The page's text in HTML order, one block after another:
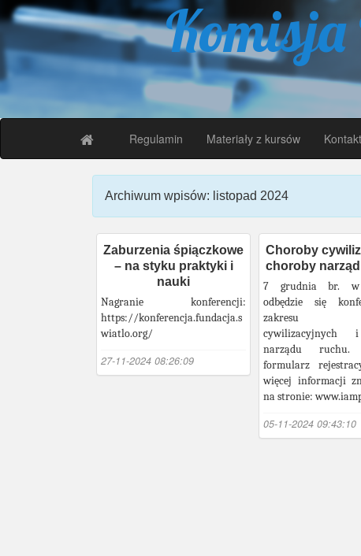
Komisja
Regulamin Materiały z kursów Kontakt
Archiwum wpisów: listopad 2024
Zaburzenia śpiączkowe
– na styku praktyki i
nauki
Nagranie konferencji:
https://konferencja.fundacja.s
wiatlo.org/
27-11-2024 08:26:09
Choroby
choroby
7 grudnia br. w
odbędzie się
zakresu
cywilizacyjnych
narządu ruchu.
formularz
więcej informacji
na stronie:
05-11-2024 09:43:10